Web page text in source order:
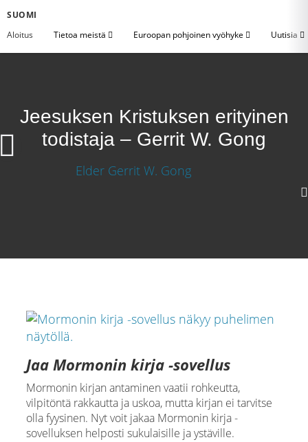
SUOMI
Aloitus
Tietoa meistä Euroopan pohjoinen vyöhyke Uutisia
Jeesuksen Kristuksen erityinen
todistaja – Gerrit W. Gong
Jaa Mormonin kirja -sovellus
Mormonin kirjan antaminen vaatii rohkeutta,
vilpitöntä rakkautta ja uskoa, mutta kirjan ei tarvitse
olla fyysinen. Nyt voit jakaa Mormonin kirja -
sovelluksen helposti sukulaisille ja ystäville.